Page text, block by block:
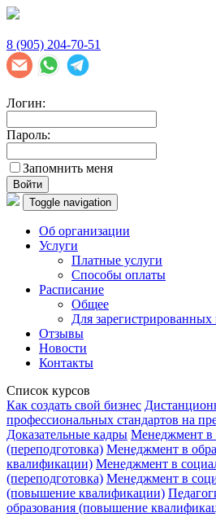
8 (905) 204-70-51
Логин:
Пароль:
Запомнить меня
Войти
Toggle navigation
Об организации
Услуги
Платные услуги
Способы оплаты
Расписание
Общее
Для зарегистрированных
Отзывы
Новости
Контакты
Список курсов
Как создать свой бизнес
профессиональных стандартов на
Доказательные кадры Менеджмент в
(переподготовка) Менеджмент в
квалификации) Менеджмент в
(переподготовка) Менеджмент в
(повышение квалификации)
образования (повышение